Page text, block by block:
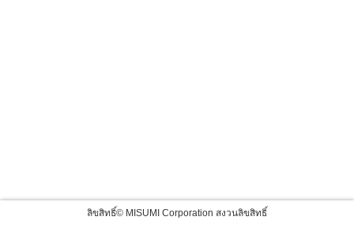
ลิขสิทธิ์© MISUMI Corporation สงวนลิขสิทธิ์